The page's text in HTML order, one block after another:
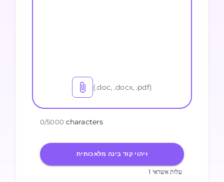
(.doc, .docx, .pdf)
0/5000 characters
זיהוי קוד בינה מלאכותית
1 עלות אשראי